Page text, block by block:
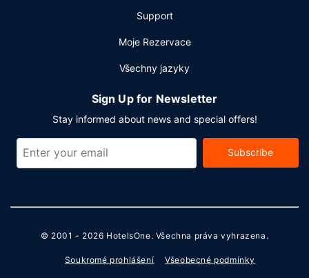
Support
Moje Rezervace
Všechny jazyky
Sign Up for Newsletter
Stay informed about news and special offers!
Subscribe
© 2001 - 2026 HotelsOne. Všechna práva vyhrazena.
Soukromé prohlášení Všeobecné podmínky